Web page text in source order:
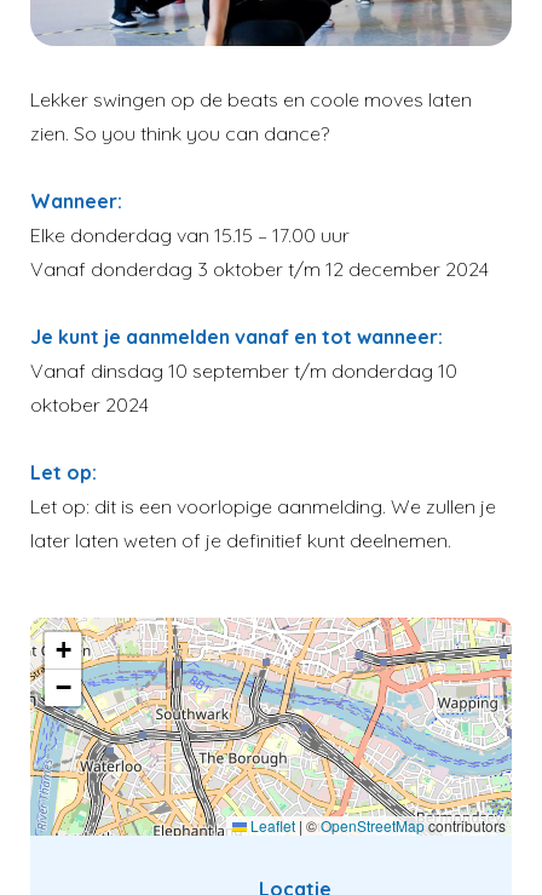
Lekker swingen op de beats en coole moves laten
zien. So you think you can dance?
Wanneer:
Elke donderdag van 15.15 – 17.00 uur
Vanaf donderdag 3 oktober t/m 12 december 2024
Je kunt je aanmelden vanaf en tot wanneer:
Vanaf dinsdag 10 september t/m donderdag 10
oktober 2024
Let op:
Let op: dit is een voorlopige aanmelding. We zullen je
later laten weten of je definitief kunt deelnemen.
Locatie
+
−
Leaflet | ©OpenStreetMapcontributors